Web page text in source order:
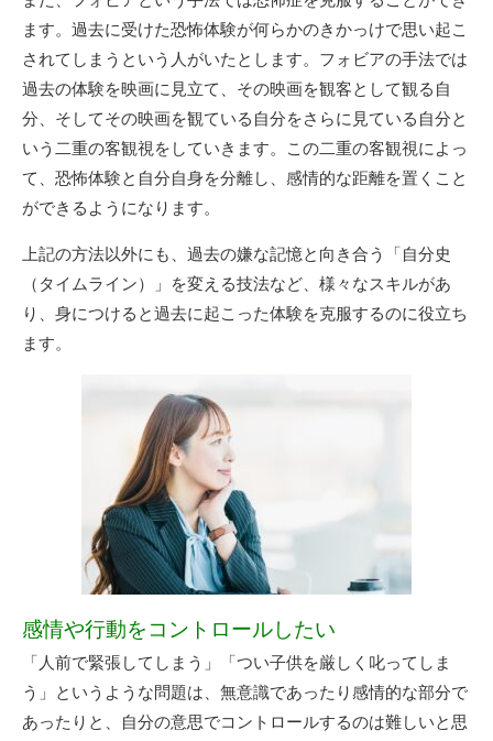
ます。過去に受けた恐怖体験が何らかのきかっけで思い起こ
されてしまうという人がいたとします。フォビアの手法では
過去の体験を映画に見立て、その映画を観客として観る自
分、そしてその映画を観ている自分をさらに見ている自分と
いう二重の客観視をしていきます。この二重の客観視によっ
て、恐怖体験と自分自身を分離し、感情的な距離を置くこと
ができるようになります。
上記の方法以外にも、過去の嫌な記憶と向き合う「自分史
（タイムライン）」を変える技法など、様々なスキルがあ
り、身につけると過去に起こった体験を克服するのに役立ち
ます。
感情や行動をコントロールしたい
「人前で緊張してしまう」「つい子供を厳しく叱ってしま
う」というような問題は、無意識であったり感情的な部分で
あったりと、自分の意思でコントロールするのは難しいと思